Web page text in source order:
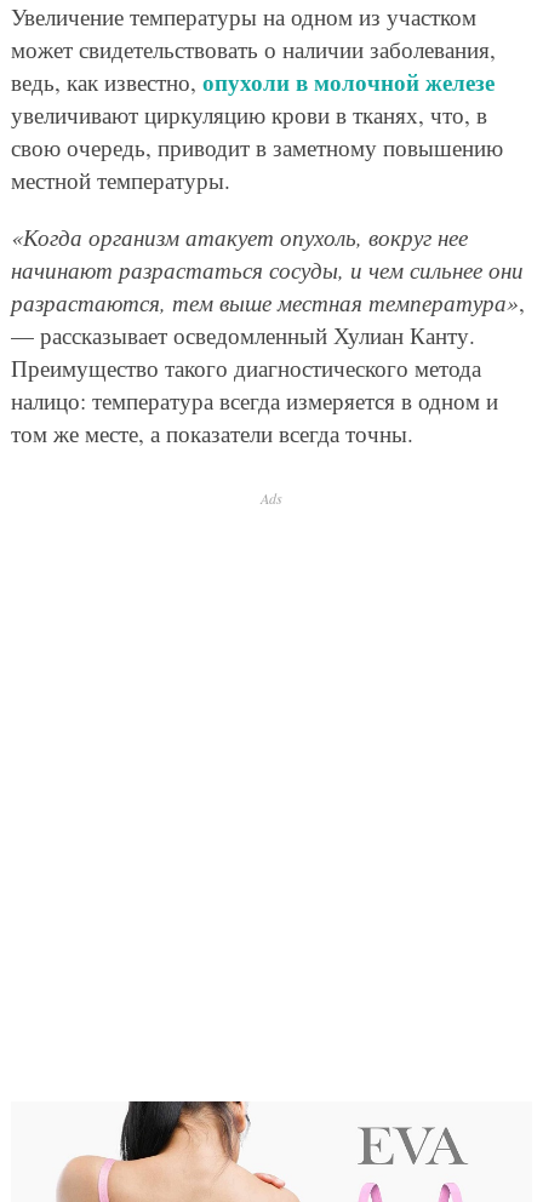
Увеличение температуры на одном из участком
может свидетельствовать о наличии заболевания,
ведь, как известно, опухоли в молочной железе
увеличивают циркуляцию крови в тканях, что, в
свою очередь, приводит в заметному повышению
местной температуры.
«Когда организм атакует опухоль, вокруг нее
начинают разрастаться сосуды, и чем сильнее они
разрастаются, тем выше местная температура»,
— рассказывает осведомленный Хулиан Канту.
Преимущество такого диагностического метода
налицо: температура всегда измеряется в одном и
том же месте, а показатели всегда точны.
Ads